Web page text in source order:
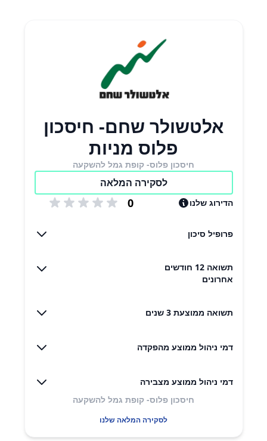
אלטשולר שחם- חיסכון
פלוס מניות
חיסכון פלוס- קופת גמל להשקעה
לסקירה המלאה
הדירוג שלנו 0
פרופיל סיכון
תשואה 12 חודשים
אחרונים
תשואה ממוצעת 3 שנים
דמי ניהול ממוצע מהפקדה
דמי ניהול ממוצע מצבירה
חיסכון פלוס- קופת גמל להשקעה
לסקירה המלאה שלנו